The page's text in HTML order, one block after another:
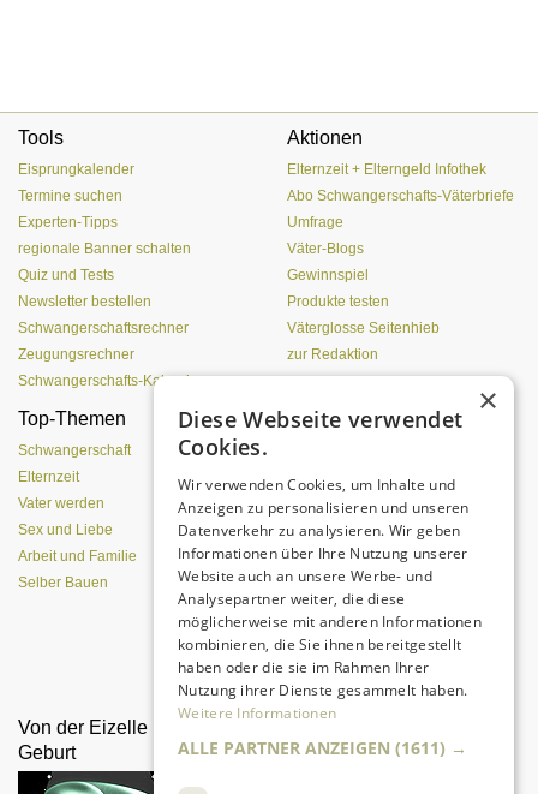
Tools
Eisprungkalender
Termine suchen
Experten-Tipps
regionale Banner schalten
Quiz und Tests
Newsletter bestellen
Schwangerschaftsrechner
Zeugungsrechner
Schwangerschafts-Kalender
Aktionen
Elternzeit + Elterngeld Infothek
Abo Schwangerschafts-Väterbriefe
Umfrage
Väter-Blogs
Gewinnspiel
Produkte testen
Väterglosse Seitenhieb
zur Redaktion
Top-Themen
Schwangerschaft
Elternzeit
Vater werden
Sex und Liebe
Arbeit und Familie
Selber Bauen
Einen Lehmofen
Da sind Kinder mit Begeisterung
dabei.
Von der Eizelle bis zur
Geburt
Vätern hassen
×
Diese Webseite verwendet
Cookies.
Wir verwenden Cookies, um Inhalte und
Anzeigen zu personalisieren und unseren
Datenverkehr zu analysieren. Wir geben
Informationen über Ihre Nutzung unserer
Website auch an unsere Werbe- und
Analysepartner weiter, die diese
möglicherweise mit anderen Informationen
kombinieren, die Sie ihnen bereitgestellt
haben oder die sie im Rahmen Ihrer
Nutzung ihrer Dienste gesammelt haben.
Weitere Informationen
ALLE PARTNER ANZEIGEN (1611) →